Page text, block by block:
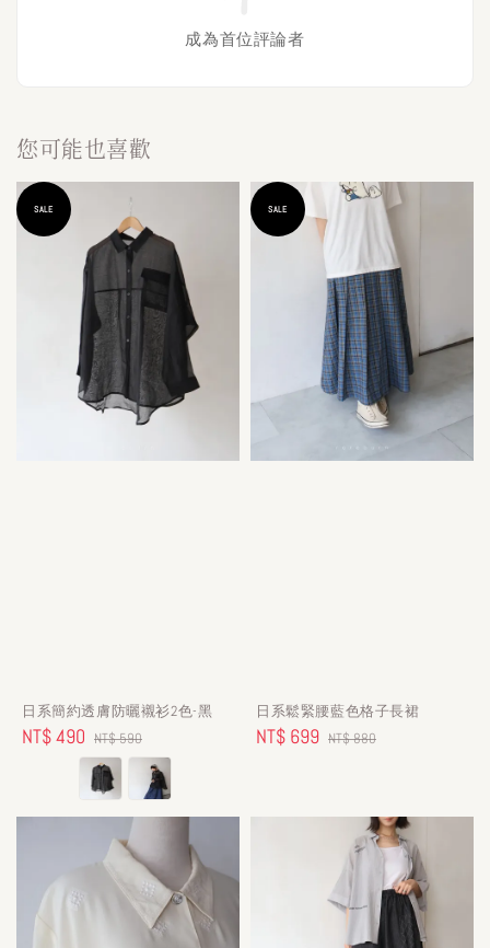
成為首位評論者
您可能也喜歡
SALE
日系簡約透膚防曬襯衫2色-黑
Sale
NT$ 490 Regular
price
NT$ 590
SALE
日系鬆緊腰藍色格子長裙
Sale
NT$ 699 Regular
NT$ 880